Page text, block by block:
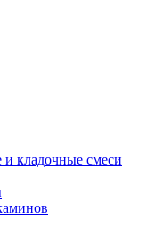
кладочные смеси